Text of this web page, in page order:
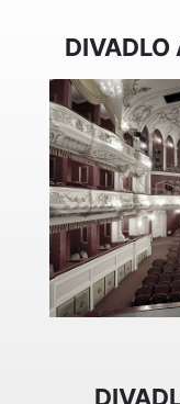
DIVADLO